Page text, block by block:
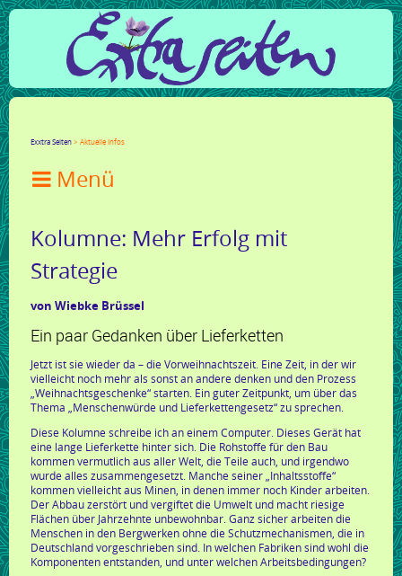
Exxtra Seiten Aktuelle Infos

Kolumne: Mehr Erfolg mit
Strategie
von Wiebke Brüssel
Ein paar Gedanken über Lieferketten
Jetzt ist sie wieder da – die Vorweihnachtszeit. Eine Zeit, in der wir
vielleicht noch mehr als sonst an andere denken und den Prozess
„Weihnachtsgeschenke“ starten. Ein guter Zeitpunkt, um über das
Thema „Menschenwürde und Lieferkettengesetz“ zu sprechen.
Diese Kolumne schreibe ich an einem Computer. Dieses Gerät hat
eine lange Lieferkette hinter sich. Die Rohstoffe für den Bau
kommen vermutlich aus aller Welt, die Teile auch, und irgendwo
wurde alles zusammengesetzt. Manche seiner „Inhaltsstoffe“
kommen vielleicht aus Minen, in denen immer noch Kinder arbeiten.
Der Abbau zerstört und vergiftet die Umwelt und macht riesige
Flächen über Jahrzehnte unbewohnbar. Ganz sicher arbeiten die
Menschen in den Bergwerken ohne die Schutzmechanismen, die in
Deutschland vorgeschrieben sind. In welchen Fabriken sind wohl die
Komponenten entstanden, und unter welchen Arbeitsbedingungen?